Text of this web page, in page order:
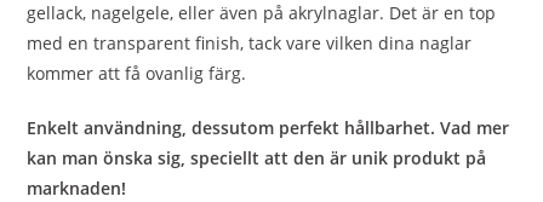
gellack, nagelgele, eller även på akrylnaglar. Det är en top
med en transparent finish, tack vare vilken dina naglar
kommer att få ovanlig färg.
Enkelt användning, dessutom perfekt hållbarhet. Vad mer
kan man önska sig, speciellt att den är unik produkt på
marknaden!